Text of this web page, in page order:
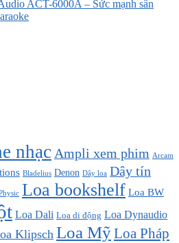
ACT-6000A – Sức mạnh sân
nhạc Ampli xem phim Arcam
Bladelius Denon Dây loa Dây tín
Loa bookshelf Loa BW
Loa Dali Loa di động Loa Dynaudio
Klipsch Loa MỹLoa Pháp